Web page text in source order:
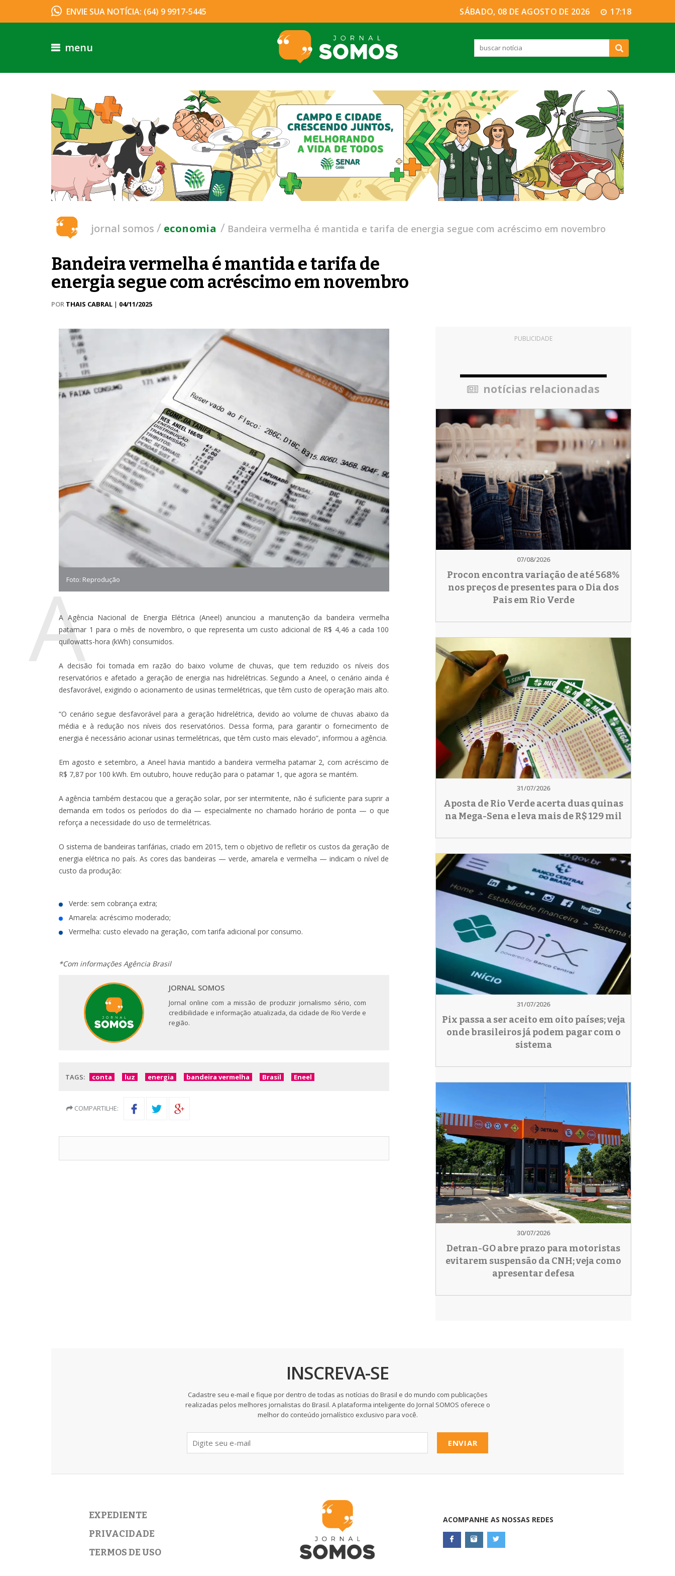
ENVIE SUA NOTÍCIA: (64) 9 9917-5445 SÁBADO, 08 DE AGOSTO DE 2026 17:18
menu
jornal somos / economia / Bandeira vermelha é mantida e tarifa de energia segue com acréscimo em novembro
Bandeira vermelha é mantida e tarifa de
energia segue com acréscimo em novembro
POR THAIS CABRAL | 04/11/2025
Foto: Reprodução
A
A Agência Nacional de Energia Elétrica (Aneel) anunciou a manutenção da bandeira vermelha
patamar 1 para o mês de novembro, o que representa um custo adicional de R$ 4,46 a cada 100
quilowatts-hora (kWh) consumidos.
A decisão foi tomada em razão do baixo volume de chuvas, que tem reduzido os níveis dos
reservatórios e afetado a geração de energia nas hidrelétricas. Segundo a Aneel, o cenário ainda é
desfavorável, exigindo o acionamento de usinas termelétricas, que têm custo de operação mais alto.
“O cenário segue desfavorável para a geração hidrelétrica, devido ao volume de chuvas abaixo da
média e à redução nos níveis dos reservatórios. Dessa forma, para garantir o fornecimento de
energia é necessário acionar usinas termelétricas, que têm custo mais elevado”, informou a agência.
Em agosto e setembro, a Aneel havia mantido a bandeira vermelha patamar 2, com acréscimo de
R$ 7,87 por 100 kWh. Em outubro, houve redução para o patamar 1, que agora se mantém.
A agência também destacou que a geração solar, por ser intermitente, não é suficiente para suprir a
demanda em todos os períodos do dia — especialmente no chamado horário de ponta — o que
reforça a necessidade do uso de termelétricas.
O sistema de bandeiras tarifárias, criado em 2015, tem o objetivo de refletir os custos da geração de
energia elétrica no país. As cores das bandeiras — verde, amarela e vermelha — indicam o nível de
custo da produção:
Verde: sem cobrança extra;
Amarela: acréscimo moderado;
Vermelha: custo elevado na geração, com tarifa adicional por consumo.
*Com informações Agência Brasil
JORNAL SOMOS
Jornal online com a missão de produzir jornalismo sério, com
credibilidade e informação atualizada, da cidade de Rio Verde e
região.
TAGS: conta luz energia bandeira vermelha Brasil Eneel
COMPARTILHE:
PUBLICIDADE
notícias relacionadas
07/08/2026
Procon encontra variação de até 568%
nos preços de presentes para o Dia dos
Pais em Rio Verde
31/07/2026
Aposta de Rio Verde acerta duas quinas
na Mega-Sena e leva mais de R$ 129 mil
31/07/2026
Pix passa a ser aceito em oito países; veja
onde brasileiros já podem pagar com o
sistema
30/07/2026
Detran-GO abre prazo para motoristas
evitarem suspensão da CNH; veja como
apresentar defesa
INSCREVA-SE
Cadastre seu e-mail e fique por dentro de todas as notícias do Brasil e do mundo com publicações
realizadas pelos melhores jornalistas do Brasil. A plataforma inteligente do Jornal SOMOS oferece o
melhor do conteúdo jornalístico exclusivo para você.
ENVIAR
EXPEDIENTE
PRIVACIDADE
TERMOS DE USO
ACOMPANHE AS NOSSAS REDES